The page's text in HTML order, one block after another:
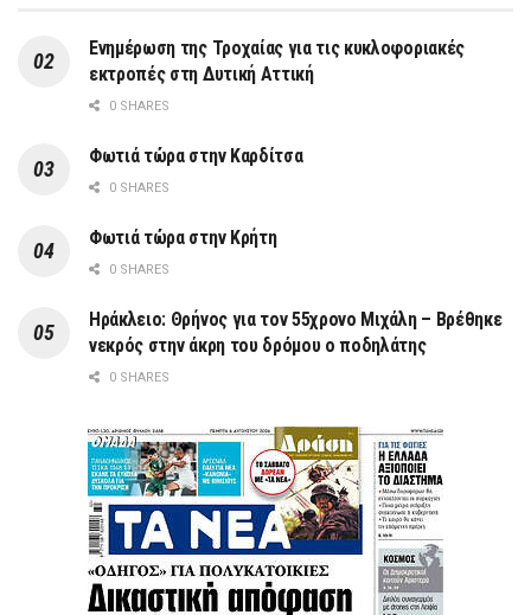
Ενημέρωση της Τροχαίας για τις κυκλοφοριακές
εκτροπές στη Δυτική Αττική
0 SHARES
Φωτιά τώρα στην Καρδίτσα
0 SHARES
Φωτιά τώρα στην Κρήτη
0 SHARES
Ηράκλειο: Θρήνος για τον 55χρονο Μιχάλη – Βρέθηκε
νεκρός στην άκρη του δρόμου ο ποδηλάτης
0 SHARES